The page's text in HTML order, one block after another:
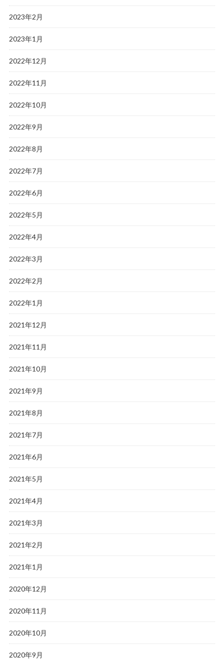
2023年2月
2023年1月
2022年12月
2022年11月
2022年10月
2022年9月
2022年8月
2022年7月
2022年6月
2022年5月
2022年4月
2022年3月
2022年2月
2022年1月
2021年12月
2021年11月
2021年10月
2021年9月
2021年8月
2021年7月
2021年6月
2021年5月
2021年4月
2021年3月
2021年2月
2021年1月
2020年12月
2020年11月
2020年10月
2020年9月